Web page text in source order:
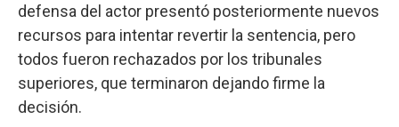
defensa del actor presentó posteriormente nuevos
recursos para intentar revertir la sentencia, pero
todos fueron rechazados por los tribunales
superiores, que terminaron dejando firme la
decisión.